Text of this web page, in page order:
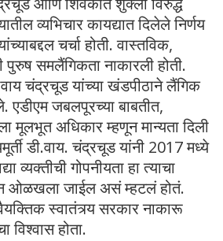
व्यभिचार कायद्यात दिलेले निर्णय
चर्चा होती. वास्तविक,
पुरुष समलैंगिकता नाकारली होती.
चंद्रचूड यांच्या खंडपीठाने लैंगिक
एडीएम जबलपूरच्या बाबतीत,
मूलभूत अधिकार म्हणून मान्यता दिली
डी.वाय. चंद्रचूड यांनी 2017 मध्ये
व्यक्तीची गोपनीयता हा त्याचा
ओळखला जाईल असं म्हटलं होतं.
स्वातंत्र्य सरकार नाकारू
विश्वास होता.